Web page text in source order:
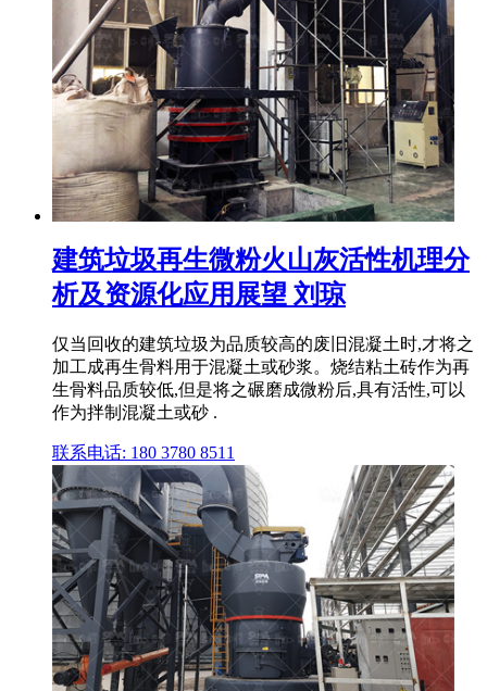
建筑垃圾再生微粉火山灰活性机理分
析及资源化应用展望 刘琼
仅当回收的建筑垃圾为品质较高的废旧混凝土时,才将之
加工成再生骨料用于混凝土或砂浆。烧结粘土砖作为再
生骨料品质较低,但是将之碾磨成微粉后,具有活性,可以
作为拌制混凝土或砂 .
联系电话: 180 3780 8511